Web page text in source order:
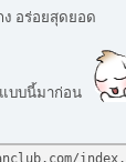
อร่อยสุดยอด
บบนี้มาก่อน